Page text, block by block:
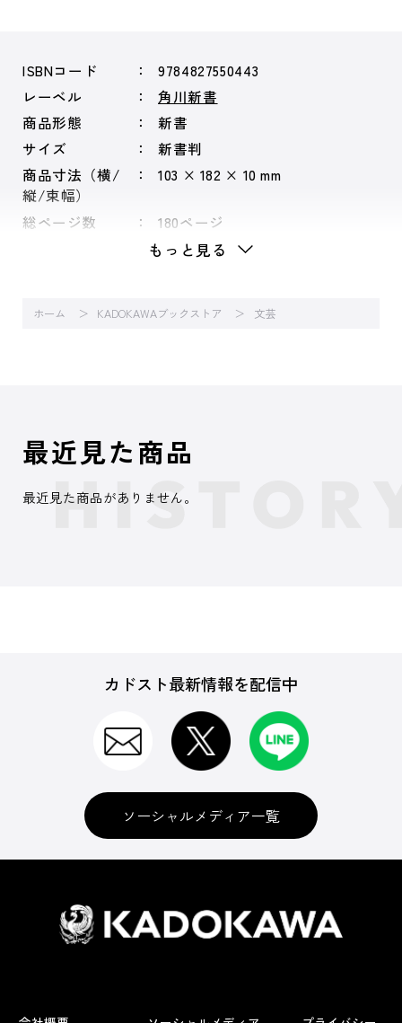
ISBNコード
9784827550443
レーベル
角川新書
商品形態
新書
サイズ
新書判
商品寸法（横/
縦/束幅）
103 × 182 × 10 mm
総ページ数 180ページ
もっと見る
ホーム KADOKAWAブックストア 文芸
最近見た商品
最近見た商品がありません。
カドスト最新情報を配信中
ソーシャルメディア一覧